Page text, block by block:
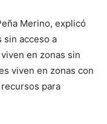
Merino, explicó
sin acceso a
en zonas sin
viven en zonas con
para